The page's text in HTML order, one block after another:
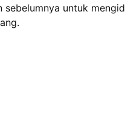
sebelumnya untuk